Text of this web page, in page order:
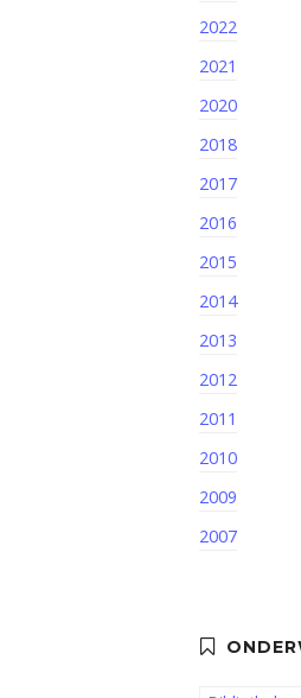
2022
2021
2020
2018
2017
2016
2015
2014
2013
2012
2011
2010
2009
2007